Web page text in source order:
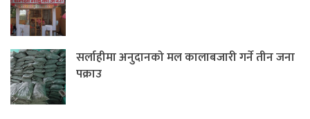
सर्लाहीमा अनुदानको मल कालाबजारी गर्ने तीन जना
पक्राउ